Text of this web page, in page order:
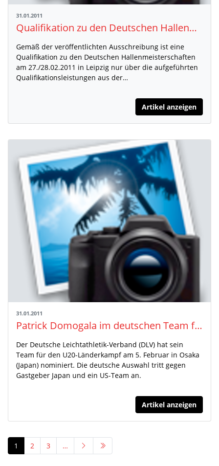
31.01.2011
Qualifikation zu den Deutschen Hallenmeisterschaften
Gemäß der veröffentlichten Ausschreibung ist eine
Qualifikation zu den Deutschen Hallenmeisterschaften
am 27./28.02.2011 in Leipzig nur über die aufgeführten
Qualifikationsleistungen aus der…
Artikel anzeigen
31.01.2011
Patrick Domogala im deutschen Team für U20-Länderkampf in Osaka
Der Deutsche Leichtathletik-Verband (DLV) hat sein
Team für den U20-Länderkampf am 5. Februar in Osaka
(Japan) nominiert. Die deutsche Auswahl tritt gegen
Gastgeber Japan und ein US-Team an.
Artikel anzeigen
1 2 3 …